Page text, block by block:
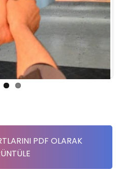
PDF OLARAK